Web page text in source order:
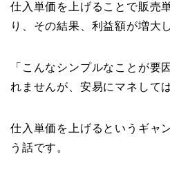
仕入単価を上げることで販売
り、その結果、利益額が増大
「こんなシンプルなことが要
れませんが、安易にマネして
仕入単価を上げるというギャ
う話です。